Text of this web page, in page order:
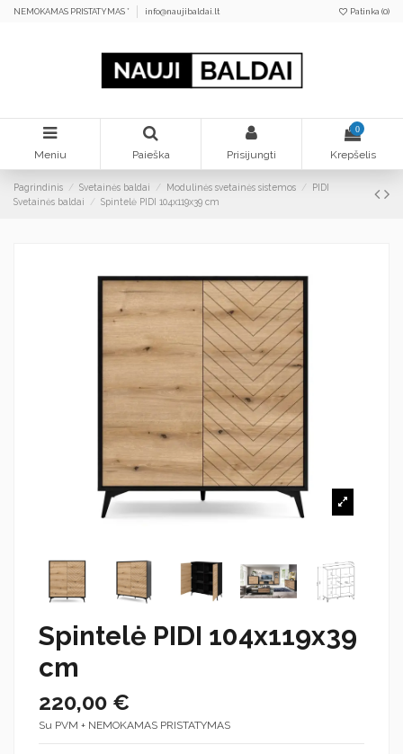
NEMOKAMAS PRISTATYMAS * info@naujibaldai.lt Patinka (0)
Meniu Paieška Prisijungti
0
Krepšelis
Pagrindinis Svetainės baldai Modulinės svetainės sistemos
PIDI
Svetainės baldai
Spintelė PIDI 104x119x39 cm
Spintelė PIDI 104x119x39
cm
220,00 €
Su PVM + NEMOKAMAS PRISTATYMAS